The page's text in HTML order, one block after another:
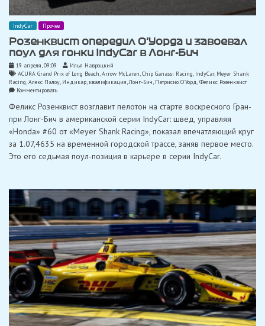
IndyCar Прочее
Розенквист опередил О’Уорда и завоевал
поул для гонки IndyCar в Лонг-Бич
19 апреля, 09:09
Илья Навроцкий
ACURA Grand Prix of Long Beach,Arrow McLaren,Chip Ganassi Racing, IndyCar, Meyer Shank
Racing,Алекс Палоу, Индикар, квалификация,Лонг-Бич, Патрисио О'Уорд,Феликс Розенквист
Комментироватьon
опередил
и
завоевал
для
гонки
Бич
Феликс Розенквист возглавит пелотон на старте воскресного Гран-
при Лонг-Бич в американской серии IndyCar: швед, управляя
«Honda» #60 от «Meyer Shank Racing», показал впечатляющий круг
за 1.07,4635 на временной городской трассе, заняв первое место.
Это его седьмая поул-позиция в карьере в серии IndyCar.